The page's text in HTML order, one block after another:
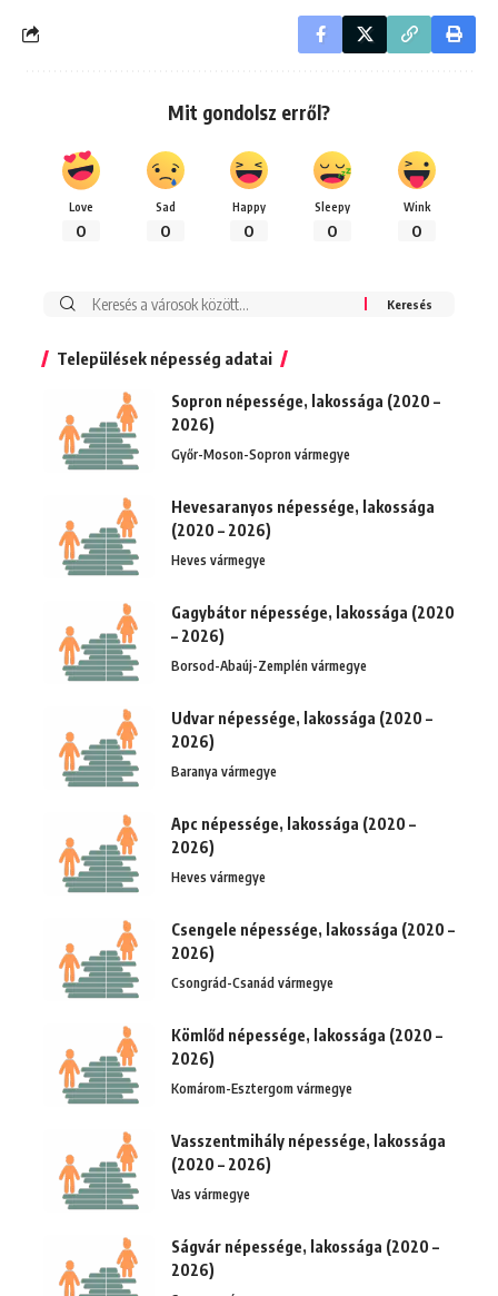
Mit gondolsz erről?
Love
0
Sad
0
Happy
0
Sleepy
0
Wink
0
Keresés:
Települések népesség adatai
Sopron népessége, lakossága (2020 –
2026)
Győr-Moson-Sopron vármegye
Hevesaranyos népessége, lakossága
(2020 – 2026)
Heves vármegye
Gagybátor népessége, lakossága (2020
– 2026)
Borsod-Abaúj-Zemplén vármegye
Udvar népessége, lakossága (2020 –
2026)
Baranya vármegye
Apc népessége, lakossága (2020 –
2026)
Heves vármegye
Csengele népessége, lakossága (2020 –
2026)
Csongrád-Csanád vármegye
Kömlőd népessége, lakossága (2020 –
2026)
Komárom-Esztergom vármegye
Vasszentmihály népessége, lakossága
(2020 – 2026)
Vas vármegye
Ságvár népessége, lakossága (2020 –
2026)